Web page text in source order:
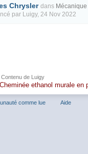
Chrysler dans Mécanique
par Luigy, 24 Nov 2022
Contenu de Luigy
Cheminée ethanol murale en
comme lue Aide